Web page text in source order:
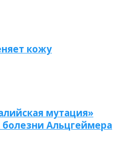
кожу
мутация»
Альцгеймера